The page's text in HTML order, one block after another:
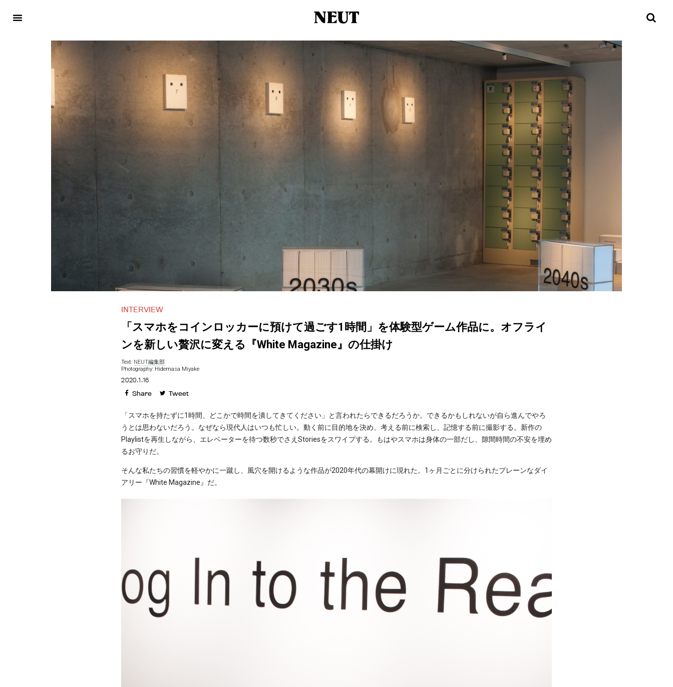
INTERVIEW
「スマホをコインロッカーに預けて過ごす1時間」を体験型ゲーム作品に。オフライ
ンを新しい贅沢に変える『White Magazine』の仕掛け
Text: NEUT編集部
Photography: Hidemasa Miyake
2020.1.16
Share Tweet
「スマホを持たずに1時間、どこかで時間を潰してきてください」と言われたらできるだろうか。できるかもしれないが自ら進んでやろ
うとは思わないだろう。なぜなら現代人はいつも忙しい。動く前に目的地を決め、考える前に検索し、記憶する前に撮影する。新作の
Playlistを再生しながら、エレベーターを待つ数秒でさえStoriesをスワイプする。もはやスマホは身体の一部だし、隙間時間の不安を埋め
るお守りだ。
そんな私たちの習慣を軽やかに一蹴し、風穴を開けるような作品が2020年代の幕開けに現れた。1ヶ月ごとに分けられたプレーンなダイ
アリー『White Magazine』だ。